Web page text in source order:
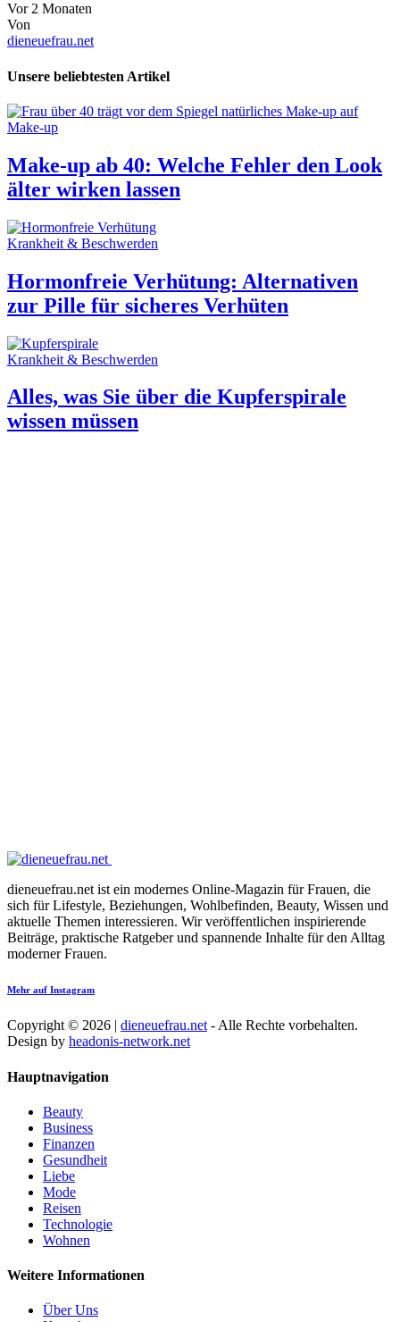
Vor 2 Monaten
Von
dieneuefrau.net
Unsere beliebtesten Artikel
Make-up
Make-up ab 40: Welche Fehler den Look
älter wirken lassen
Krankheit & Beschwerden
Hormonfreie Verhütung: Alternativen
zur Pille für sicheres Verhüten
Krankheit & Beschwerden
Alles, was Sie über die Kupferspirale
wissen müssen
dieneuefrau.net ist ein modernes Online-Magazin für Frauen, die
sich für Lifestyle, Beziehungen, Wohlbefinden, Beauty, Wissen und
aktuelle Themen interessieren. Wir veröffentlichen inspirierende
Beiträge, praktische Ratgeber und spannende Inhalte für den Alltag
moderner Frauen.
Mehr auf Instagram
Copyright © 2026 | dieneuefrau.net - Alle Rechte vorbehalten.
Design by headonis-network.net
Hauptnavigation
Beauty
Business
Finanzen
Gesundheit
Liebe
Mode
Reisen
Technologie
Wohnen
Weitere Informationen
Über Uns